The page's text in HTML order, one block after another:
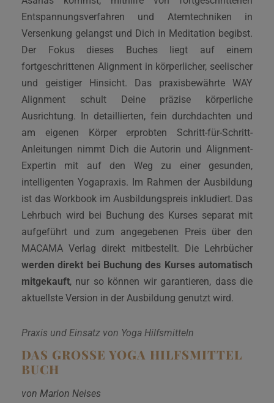
Entspannungsverfahren und Atemtechniken in
Versenkung gelangst und Dich in Meditation begibst.
Der Fokus dieses Buches liegt auf einem
fortgeschrittenen Alignment in körperlicher, seelischer
und geistiger Hinsicht. Das praxisbewährte WAY
Alignment schult Deine präzise körperliche
Ausrichtung. In detaillierten, fein durchdachten und
am eigenen Körper erprobten Schritt-für-Schritt-
Anleitungen nimmt Dich die Autorin und Alignment-
Expertin mit auf den Weg zu einer gesunden,
intelligenten Yogapraxis. Im Rahmen der Ausbildung
ist das Workbook im Ausbildungspreis inkludiert. Das
Lehrbuch wird bei Buchung des Kurses separat mit
aufgeführt und zum angegebenen Preis über den
MACAMA Verlag direkt mitbestellt. Die Lehrbücher
werden direkt bei Buchung des Kurses automatisch
mitgekauft, nur so können wir garantieren, dass die
aktuellste Version in der Ausbildung genutzt wird.
Praxis und Einsatz von Yoga Hilfsmitteln
DAS GROSSE YOGA HILFSMITTEL B
UCH
von Marion Neises